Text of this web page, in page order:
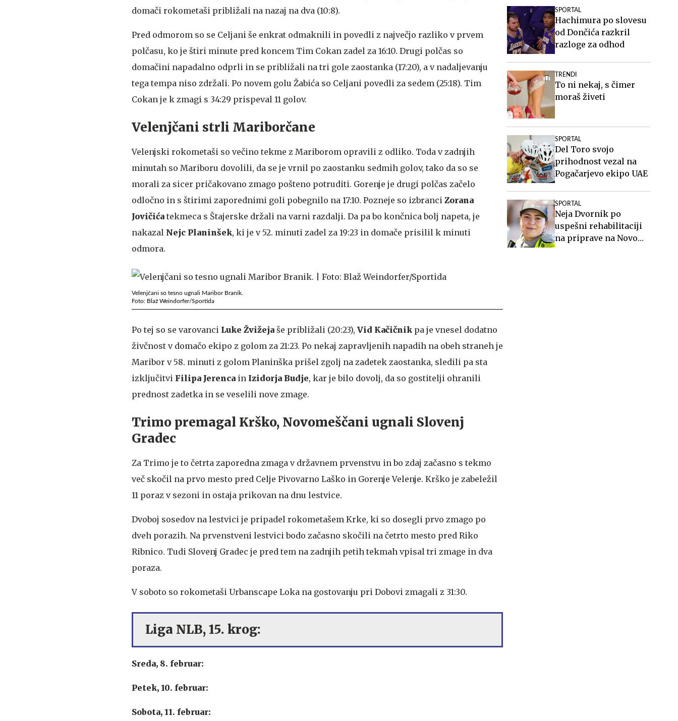
domači rokometaši približali na nazaj na dva (10:8).
Pred odmorom so se Celjani še enkrat odmaknili in povedli z največjo razliko v prvem
polčasu, ko je štiri minute pred koncem Tim Cokan zadel za 16:10. Drugi polčas so
domačini napadalno odprli in se približali na tri gole zaostanka (17:20), a v nadaljevanju
tega tempa niso zdržali. Po novem golu Žabića so Celjani povedli za sedem (25:18). Tim
Cokan je k zmagi s 34:29 prispeval 11 golov.
Velenjčani strli Mariborčane
Velenjski rokometaši so večino tekme z Mariborom opravili z odliko. Toda v zadnjih
minutah so Mariboru dovolili, da se je vrnil po zaostanku sedmih golov, tako da so se
morali za sicer pričakovano zmago pošteno potruditi. Gorenje je drugi polčas začelo
odločno in s štirimi zaporednimi goli pobegnilo na 17:10. Pozneje so izbranci Zorana
Jovičića tekmeca s Štajerske držali na varni razdalji. Da pa bo končnica bolj napeta, je
nakazal Nejc Planinšek, ki je v 52. minuti zadel za 19:23 in domače prisilil k minuti
odmora.
Velenjčani so tesno ugnali Maribor Branik.
Foto: Blaž Weindorfer/Sportida
Po tej so se varovanci Luke Žvižeja še približali (20:23), Vid Kačičnik pa je vnesel dodatno
živčnost v domačo ekipo z golom za 21:23. Po nekaj zapravljenih napadih na obeh straneh je
Maribor v 58. minuti z golom Planinška prišel zgolj na zadetek zaostanka, sledili pa sta
izključitvi Filipa Jerenca in Izidorja Budje, kar je bilo dovolj, da so gostitelji ohranili
prednost zadetka in se veselili nove zmage.
Trimo premagal Krško, Novomeščani ugnali Slovenj
Gradec
Za Trimo je to četrta zaporedna zmaga v državnem prvenstvu in bo zdaj začasno s tekmo
več skočil na prvo mesto pred Celje Pivovarno Laško in Gorenje Velenje. Krško je zabeležil
11 poraz v sezoni in ostaja prikovan na dnu lestvice.
Dvoboj sosedov na lestvici je pripadel rokometašem Krke, ki so dosegli prvo zmago po
dveh porazih. Na prvenstveni lestvici bodo začasno skočili na četrto mesto pred Riko
Ribnico. Tudi Slovenj Gradec je pred tem na zadnjih petih tekmah vpisal tri zmage in dva
poraza.
V soboto so rokometaši Urbanscape Loka na gostovanju pri Dobovi zmagali z 31:30.
Liga NLB, 15. krog:
Sreda, 8. februar:
Petek, 10. februar:
Sobota, 11. februar:
SPORTAL
Hachimura po slovesu
od Dončića razkril
razloge za odhod
TRENDI
To ni nekaj, s čimer
moraš živeti
SPORTAL
Del Toro svojo
prihodnost vezal na
Pogačarjevo ekipo UAE
SPORTAL
Neja Dvornik po
uspešni rehabilitaciji
na priprave na Novo